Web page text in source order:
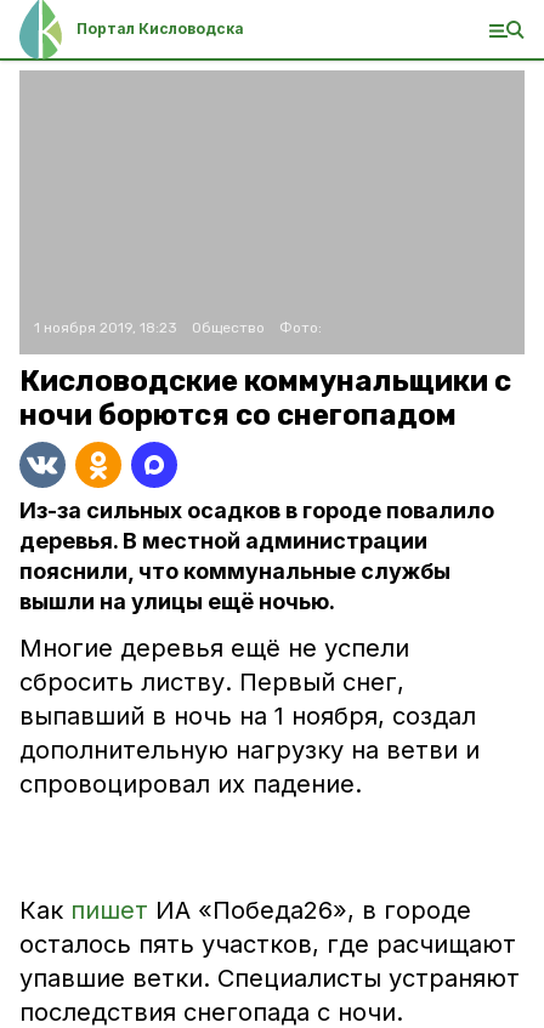
Портал Кисловодска
1 ноября 2019, 18:23 Общество Фото:
Кисловодские коммунальщики с
ночи борются со снегопадом
Из-за сильных осадков в городе повалило
деревья. В местной администрации
пояснили, что коммунальные службы
вышли на улицы ещё ночью.
Многие деревья ещё не успели
сбросить листву. Первый снег,
выпавший в ночь на 1 ноября, создал
дополнительную нагрузку на ветви и
спровоцировал их падение.
Как пишет ИА «Победа26», в городе
осталось пять участков, где расчищают
упавшие ветки. Специалисты устраняют
последствия снегопада с ночи.